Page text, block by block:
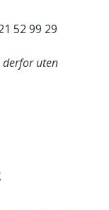
52 99 29
derfor uten